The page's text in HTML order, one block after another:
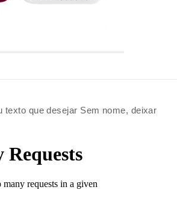
texto que desejar Sem nome, deixar